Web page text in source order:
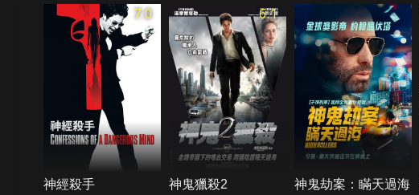
7.0
神經殺手
6.1
神鬼獵殺2 神鬼劫案：瞞天過海